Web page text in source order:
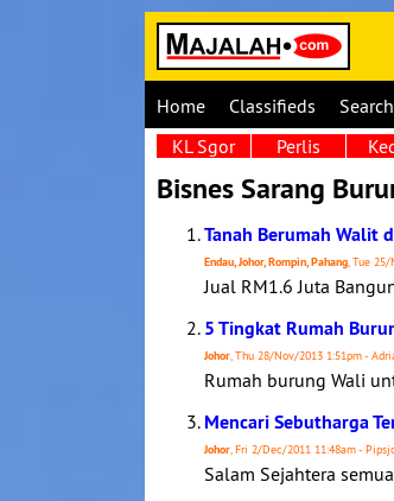
Home Classifieds Search
KL Sgor
Perlis
Bisnes Sarang
Tanah Berumah Walit
Endau, Johor, Rompin, Pahang, Tue 25/
Jual RM1.6 Juta
5 Tingkat Rumah
Johor, Thu 28/Nov/2013 1:51pm -
Rumah burung Wali
Mencari Sebutharga
Johor, Fri 2/Dec/2011 11:48am -
Salam Sejahtera